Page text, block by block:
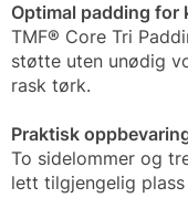
Optimal padding for
TMF® Core Tri
støtte uten unødig
rask tørk.
Praktisk
To sidelommer og
lett tilgjengelig